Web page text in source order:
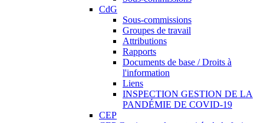
CdG
Sous-commissions
Groupes de travail
Attributions
Rapports
Documents de base / Droits à
l'information
Liens
INSPECTION GESTION DE LA
PANDÉMIE DE COVID-19
CEP